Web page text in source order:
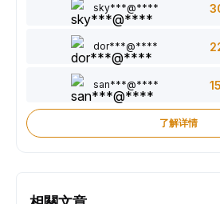
sky***@****
dor***@****
san***@****
了解详情